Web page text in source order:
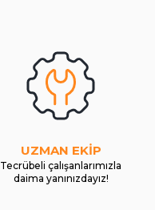
UZMAN EKİP
Tecrübeli çalışanlarımızla
daima yanınızdayız!